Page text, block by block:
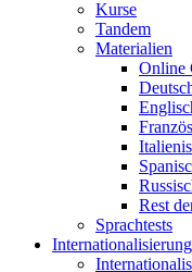
Kurse
Tandem
Materialien
Online
Rest
Sprachtests
Internationalisierung